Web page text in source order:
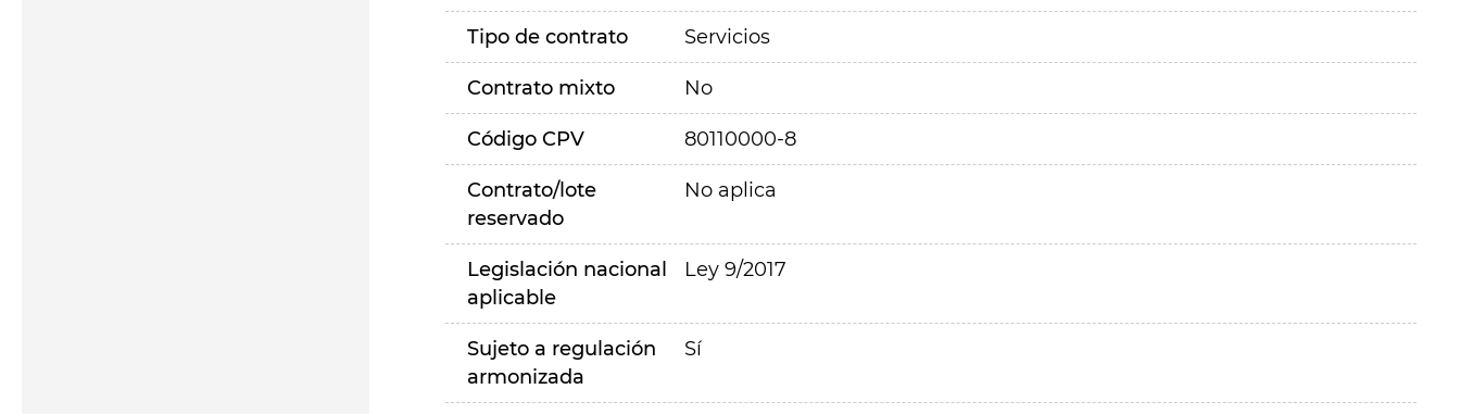
Tipo de contrato Servicios
Contrato mixto No
Código CPV 80110000-8
Contrato/lote
reservado
No aplica
Legislación nacional
aplicable
Ley 9/2017
Sujeto a regulación
armonizada
Sí